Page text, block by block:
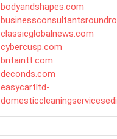
bodyandshapes.com
classicglobalnews.com
cybercusp.com
britaintt.com
deconds.com
easycartltd-